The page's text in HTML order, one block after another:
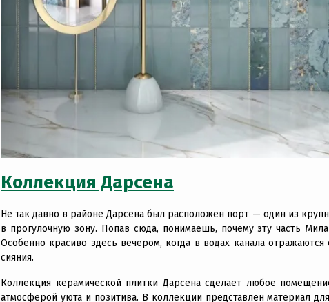
Коллекция Дарсена
Не так давно в районе Дарсена был расположен порт — один из
в прогулочную зону. Попав сюда, понимаешь, почему эту часть
Особенно красиво здесь вечером, когда в водах канала
сияния.
Коллекция керамической плитки Дарсена сделает любое
атмосферой уюта и позитива. В коллекции представлен материал